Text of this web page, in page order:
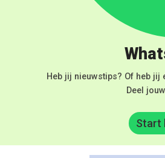
Heb jij nieuwstips? Of heb
Deel
Start